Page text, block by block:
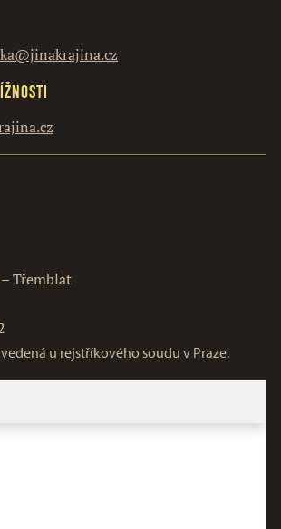
Třemblat
u rejstříkového soudu v Praze.